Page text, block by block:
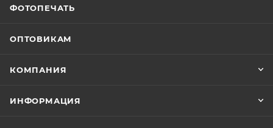
ФОТОПЕЧАТЬ
ОПТОВИКАМ
КОМПАНИЯ
ИНФОРМАЦИЯ